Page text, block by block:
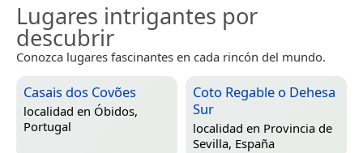
Lugares intrigantes por
descubrir
Conozca lugares fascinantes en cada rincón del mundo.
Casais dos Covões
localidad en Óbidos,
Portugal
Coto Regable o Dehesa
Sur
localidad en Provincia de
Sevilla, España